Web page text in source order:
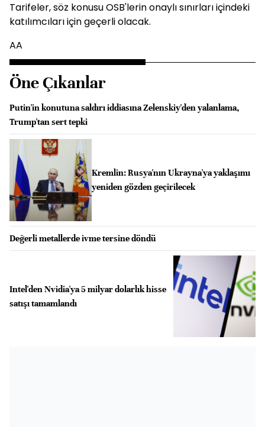
Tarifeler, söz konusu OSB'lerin onaylı sınırları içindeki
katılımcıları için geçerli olacak.
AA
Öne Çıkanlar
Putin'in konutuna saldırı iddiasına Zelenskiy'den yalanlama,
Trump'tan sert tepki
Kremlin: Rusya'nın Ukrayna'ya yaklaşımı
yeniden gözden geçirilecek
Değerli metallerde ivme tersine döndü
Intel'den Nvidia'ya 5 milyar dolarlık hisse
satışı tamamlandı